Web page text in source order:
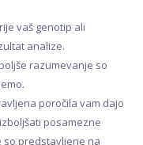
vaš genotip ali
analize.
razumevanje so
poročila vam dajo
posamezne
so predstavljene na